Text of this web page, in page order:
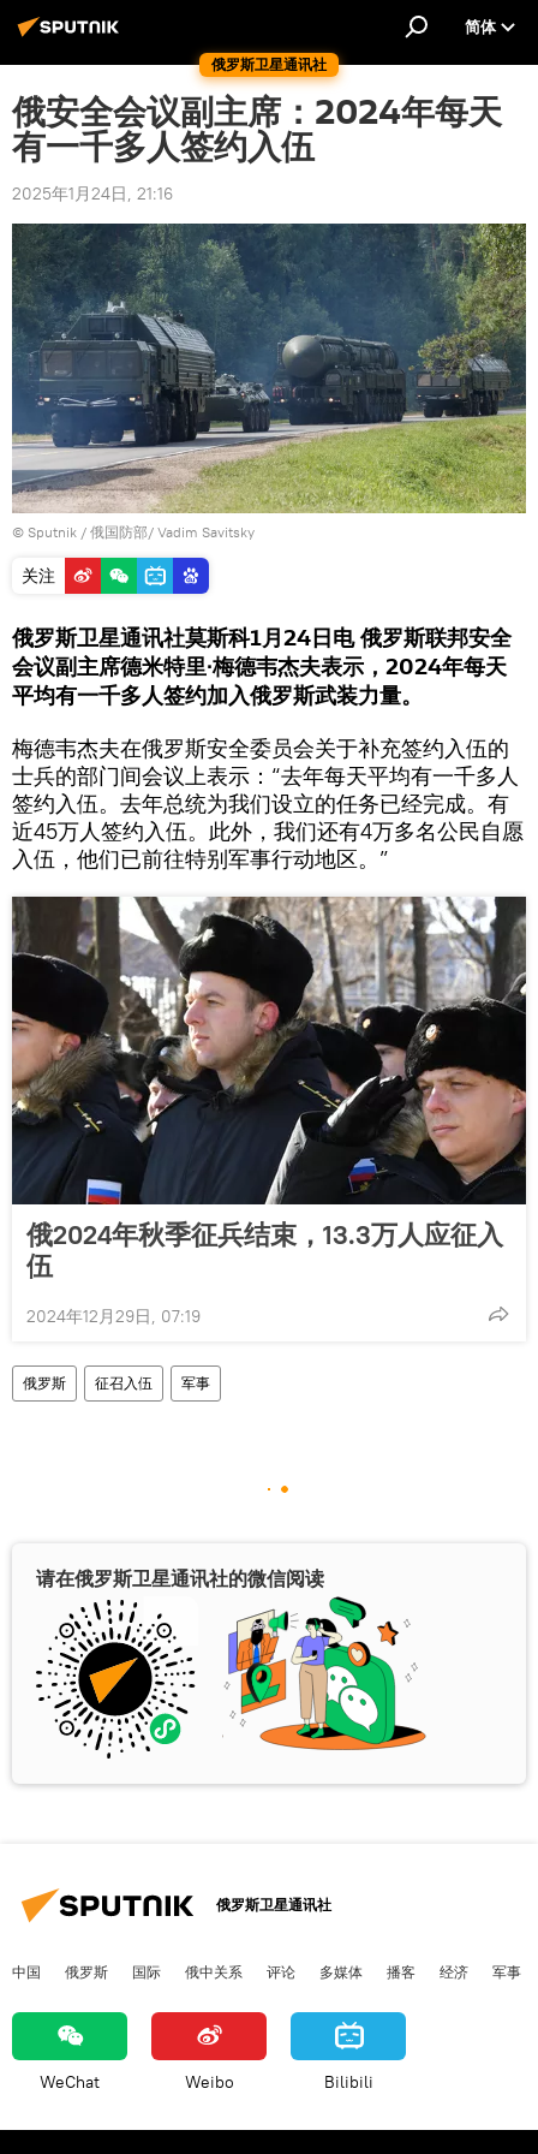
俄罗斯卫星通讯社
简体
俄安全会议副主席：2024年每天
有一千多人签约入伍
2025年1月24日, 21:16
© Sputnik / 俄国防部/ Vadim Savitsky
关注
俄罗斯卫星通讯社莫斯科1月24日电 俄罗斯联邦安全
会议副主席德米特里∙梅德韦杰夫表示，2024年每天
平均有一千多人签约加入俄罗斯武装力量。
梅德韦杰夫在俄罗斯安全委员会关于补充签约入伍的
士兵的部门间会议上表示：“去年每天平均有一千多人
签约入伍。去年总统为我们设立的任务已经完成。有
近45万人签约入伍。此外，我们还有4万多名公民自愿
入伍，他们已前往特别军事行动地区。”
俄2024年秋季征兵结束，13.3万人应征入
伍
2024年12月29日, 07:19
俄罗斯 征召入伍 军事
请在俄罗斯卫星通讯社的微信阅读
俄罗斯卫星通讯社
中国 俄罗斯 国际 俄中关系 评论 多媒体 播客 经济 军事
WeChat Weibo Bilibili